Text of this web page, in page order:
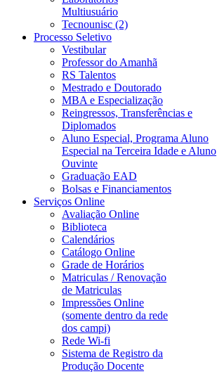
Multiusuário
Tecnounisc (2)
Processo Seletivo
Vestibular
Professor do Amanhã
RS Talentos
Mestrado e Doutorado
MBA e Especialização
Reingressos, Transferências e
Diplomados
Aluno Especial, Programa Aluno
Especial na Terceira Idade e Aluno
Ouvinte
Graduação EAD
Bolsas e Financiamentos
Serviços Online
Avaliação Online
Biblioteca
Calendários
Catálogo Online
Grade de Horários
Matriculas / Renovação
de Matriculas
Impressões Online
(somente dentro da rede
dos campi)
Rede Wi-fi
Sistema de Registro da
Produção Docente